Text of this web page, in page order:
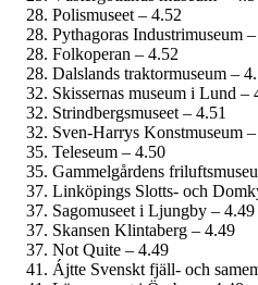
Polismuseet – 4.52
Pythagoras Industrimuseum
Folkoperan – 4.52
Dalslands traktormuseum –
Skissernas museum i Lund –
Strindbergs­museet – 4.51
Sven-Harrys Konstmuseum –
Teleseum – 4.50
Gammelgårdens
Linköpings Slotts- och
Sagomuseet i Ljungby – 4.49
Skansen Klintaberg – 4.49
Not Quite – 4.49
Ájtte Svenskt fjäll- och